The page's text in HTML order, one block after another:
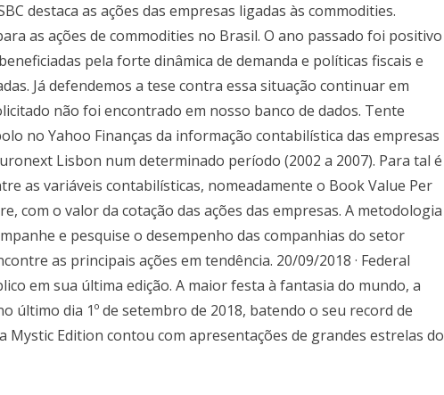
destaca as ações das empresas ligadas às commodities.
as ações de commodities no Brasil. O ano passado foi positivo
pela forte dinâmica de demanda e políticas fiscais e
Já defendemos a tese contra essa situação continuar em
não foi encontrado em nosso banco de dados. Tente
no Yahoo Finanças da informação contabilística das empresas
Lisbon num determinado período (2002 a 2007). Para tal é
as variáveis contabilísticas, nomeadamente o Book Value Per
com o valor da cotação das ações das empresas. A metodologia
e pesquise o desempenho das companhias do setor
as principais ações em tendência. 20/09/2018 · Federal
em sua última edição. A maior festa à fantasia do mundo, a
último dia 1º de setembro de 2018, batendo o seu record de
Mystic Edition contou com apresentações de grandes estrelas do